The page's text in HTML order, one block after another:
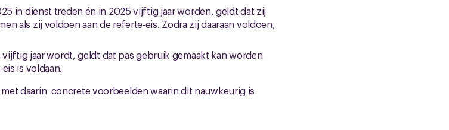
in dienst treden én in 2025 vijftig jaar worden, geldt dat zij
als zij voldoen aan de referte-eis. Zodra zij daaraan voldoen,
vijftig jaar wordt, geldt dat pas gebruik gemaakt kan worden
is voldaan.
daarin concrete voorbeelden waarin dit nauwkeurig is